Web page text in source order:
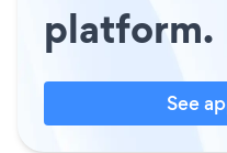
platform.
See